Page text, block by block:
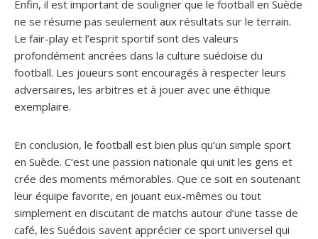
Enfin, il est important de souligner que le football en Suède
ne se résume pas seulement aux résultats sur le terrain.
Le fair-play et l’esprit sportif sont des valeurs
profondément ancrées dans la culture suédoise du
football. Les joueurs sont encouragés à respecter leurs
adversaires, les arbitres et à jouer avec une éthique
exemplaire.
En conclusion, le football est bien plus qu’un simple sport
en Suède. C’est une passion nationale qui unit les gens et
crée des moments mémorables. Que ce soit en soutenant
leur équipe favorite, en jouant eux-mêmes ou tout
simplement en discutant de matchs autour d’une tasse de
café, les Suédois savent apprécier ce sport universel qui